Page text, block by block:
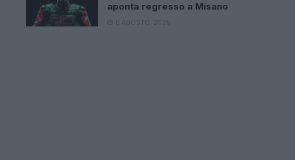
aponta regresso a Misano
8 AGOSTO, 2026